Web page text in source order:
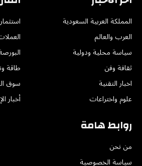
المملكة العربية السعودية
العرب والعالم
سياسة محلية ودولية
ثقافة وفن
اخبار التقنية
علوم واختراعات
استثمار
طاقة
سوق
أخبار
روابط هامة
من نحن
سياسة الخصوصية